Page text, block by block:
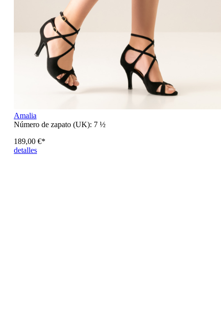
Amalia
Número de zapato (UK): 7 ½
189,00 €*
detalles